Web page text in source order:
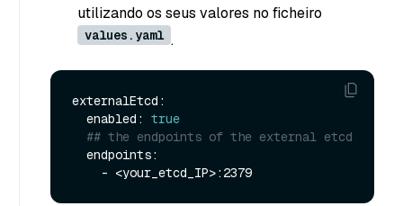
utilizando os seus valores no ficheiro
values.yaml .
externalEtcd:
  enabled:
true
## the endpoints of the external etcd